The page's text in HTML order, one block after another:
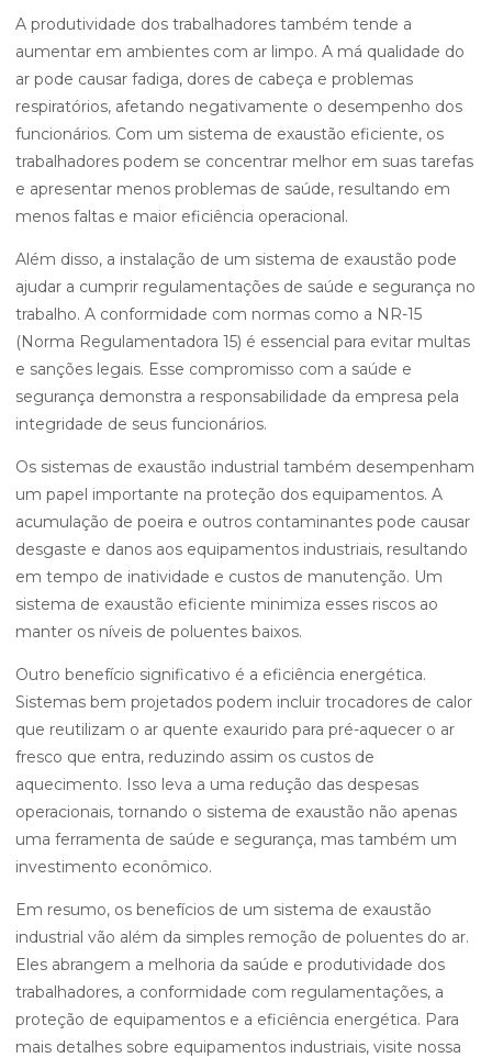
A produtividade dos trabalhadores também tende a
aumentar em ambientes com ar limpo. A má qualidade do
ar pode causar fadiga, dores de cabeça e problemas
respiratórios, afetando negativamente o desempenho dos
funcionários. Com um sistema de exaustão eficiente, os
trabalhadores podem se concentrar melhor em suas tarefas
e apresentar menos problemas de saúde, resultando em
menos faltas e maior eficiência operacional.
Além disso, a instalação de um sistema de exaustão pode
ajudar a cumprir regulamentações de saúde e segurança no
trabalho. A conformidade com normas como a NR-15
(Norma Regulamentadora 15) é essencial para evitar multas
e sanções legais. Esse compromisso com a saúde e
segurança demonstra a responsabilidade da empresa pela
integridade de seus funcionários.
Os sistemas de exaustão industrial também desempenham
um papel importante na proteção dos equipamentos. A
acumulação de poeira e outros contaminantes pode causar
desgaste e danos aos equipamentos industriais, resultando
em tempo de inatividade e custos de manutenção. Um
sistema de exaustão eficiente minimiza esses riscos ao
manter os níveis de poluentes baixos.
Outro benefício significativo é a eficiência energética.
Sistemas bem projetados podem incluir trocadores de calor
que reutilizam o ar quente exaurido para pré-aquecer o ar
fresco que entra, reduzindo assim os custos de
aquecimento. Isso leva a uma redução das despesas
operacionais, tornando o sistema de exaustão não apenas
uma ferramenta de saúde e segurança, mas também um
investimento econômico.
Em resumo, os benefícios de um sistema de exaustão
industrial vão além da simples remoção de poluentes do ar.
Eles abrangem a melhoria da saúde e produtividade dos
trabalhadores, a conformidade com regulamentações, a
proteção de equipamentos e a eficiência energética. Para
mais detalhes sobre equipamentos industriais, visite nossa